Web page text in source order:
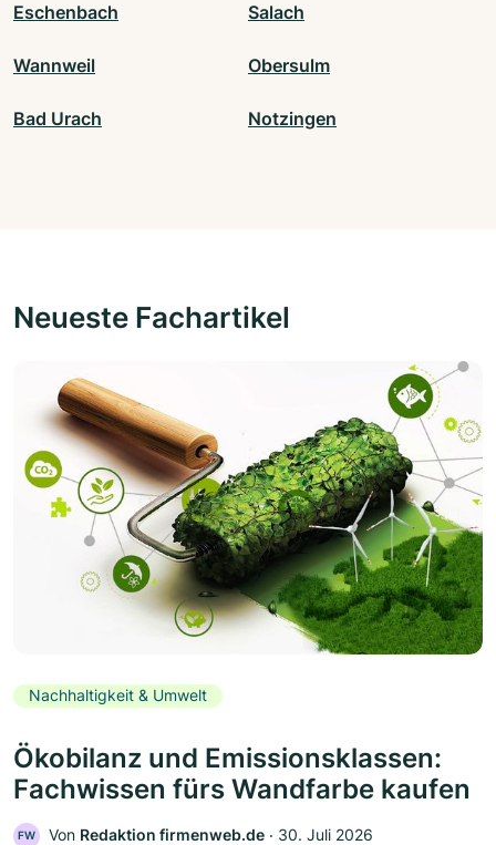
Eschenbach Salach
Wannweil Obersulm
Bad Urach Notzingen
Neueste Fachartikel
Nachhaltigkeit & Umwelt
Ökobilanz und Emissionsklassen:
Fachwissen fürs Wandfarbe kaufen
FW Von Redaktion firmenweb.de ‧ 30. Juli 2026